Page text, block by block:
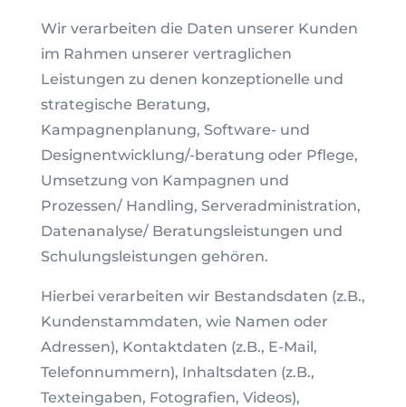
Wir verarbeiten die Daten unserer Kunden
im Rahmen unserer vertraglichen
Leistungen zu denen konzeptionelle und
strategische Beratung,
Kampagnenplanung, Software- und
Designentwicklung/-beratung oder Pflege,
Umsetzung von Kampagnen und
Prozessen/ Handling, Serveradministration,
Datenanalyse/ Beratungsleistungen und
Schulungsleistungen gehören.
Hierbei verarbeiten wir Bestandsdaten (z.B.,
Kundenstammdaten, wie Namen oder
Adressen), Kontaktdaten (z.B., E-Mail,
Telefonnummern), Inhaltsdaten (z.B.,
Texteingaben, Fotografien, Videos),